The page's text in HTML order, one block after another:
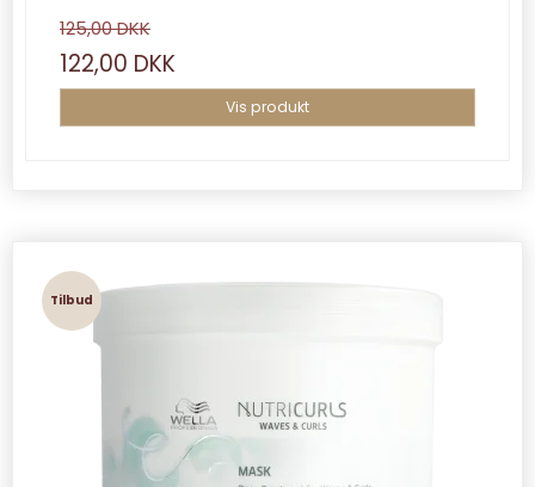
125,00 DKK
122,00 DKK
Vis produkt
Tilbud